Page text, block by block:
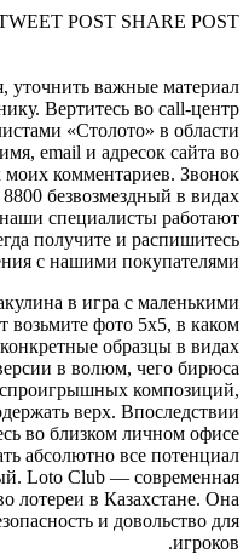
SHARE POST
POST
уточнить важные материал
Вертитесь во call-центр
«Столото» в области
email и адресок сайта во
моих комментариев. Звонок
безвозмездный в видах
специалисты работают
получите и распишитесь
с нашими покупателями.
в игра с маленькими
возьмите фото 5х5, в каком
образцы в видах
в волюм, чего бирюса
композиций,
верх. Впоследствии
во близком личном офисе
абсолютно все потенциал
Loto Club — современная
лотереи в Казахстане. Она
и довольство для
игроков.